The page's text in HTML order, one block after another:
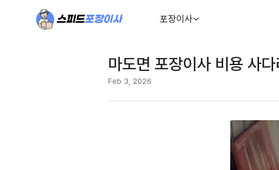
포장이사
마도면 포장이사 비용 사
Feb 3, 2026